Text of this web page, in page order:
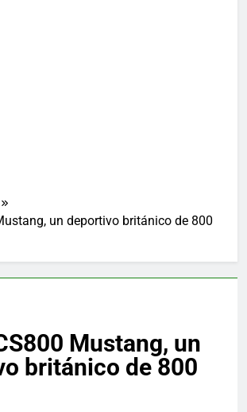
un deportivo británico de 800
Mustang, un
británico de 800